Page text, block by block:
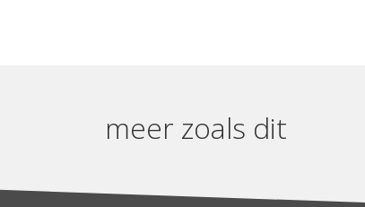
meer zoals dit